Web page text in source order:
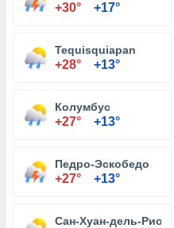
+30° +17°
Tequisquiapan
+28° +13°
Колумбус
+27° +13°
Педро-Эскобедо
+27° +13°
Сан-Хуан-дель-Рио